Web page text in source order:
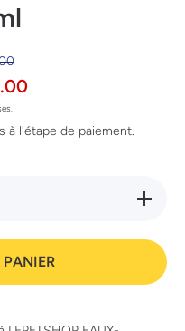
à l'étape de paiement.
la
Spot-
anti-